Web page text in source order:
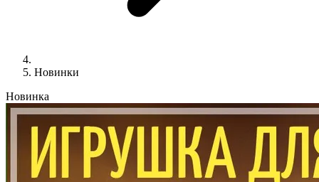
Новинки
Новинка